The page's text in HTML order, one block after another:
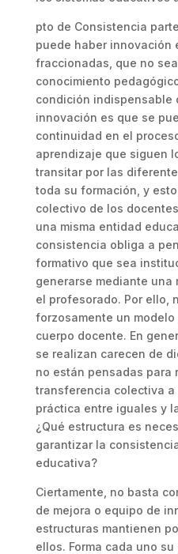
pto de Consistencia
puede haber innovación
fraccionadas, que no
conocimiento
condición indispensable
innovación es que se
continuidad en el
aprendizaje que siguen
transitar por las
toda su formación, y
colectivo de los
una misma entidad
consistencia obliga a
formativo que sea
generarse mediante una
el profesorado. Por ello,
forzosamente un
cuerpo docente. En
se realizan carecen de
no están pensadas para
transferencia colectiva
práctica entre iguales y
¿Qué estructura es
garantizar la
educativa?
Ciertamente, no basta
de mejora o equipo de
estructuras mantienen
ellos. Forma cada uno